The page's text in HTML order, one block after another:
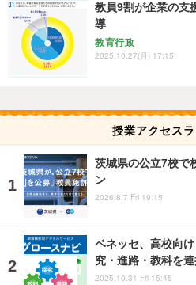
教員9割が企業の支
導
教育行政
2025.10.27(月) 17:15
授業アクセス
茨城県の公立7校で
ン
2026.8.7 Fri 19:15
ベネッセ、高校向
究・進路・教科を
2025.10.31 Fri 15:45